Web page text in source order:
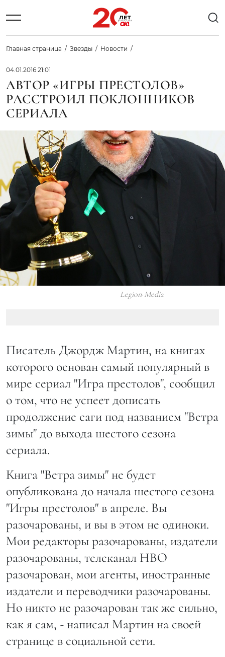
Главная страница Звезды Новости
04.01.2016 21:01
АВТОР «ИГРЫ ПРЕСТОЛОВ»
РАССТРОИЛ ПОКЛОННИКОВ
СЕРИАЛА
Legion-Media
Писатель Джордж Мартин, на книгах
которого основан самый популярный в
мире сериал "Игра престолов", сообщил
о том, что не успеет дописать
продолжение саги под названием "Ветра
зимы" до выхода шестого сезона
сериала.
Книга "Ветра зимы" не будет
опубликована до начала шестого сезона
"Игры престолов" в апреле. Вы
разочарованы, и вы в этом не одиноки.
Мои редакторы разочарованы, издатели
разочарованы, телеканал HBO
разочарован, мои агенты, иностранные
издатели и переводчики разочарованы.
Но никто не разочарован так же сильно,
как я сам, - написал Мартин на своей
странице в социальной сети.